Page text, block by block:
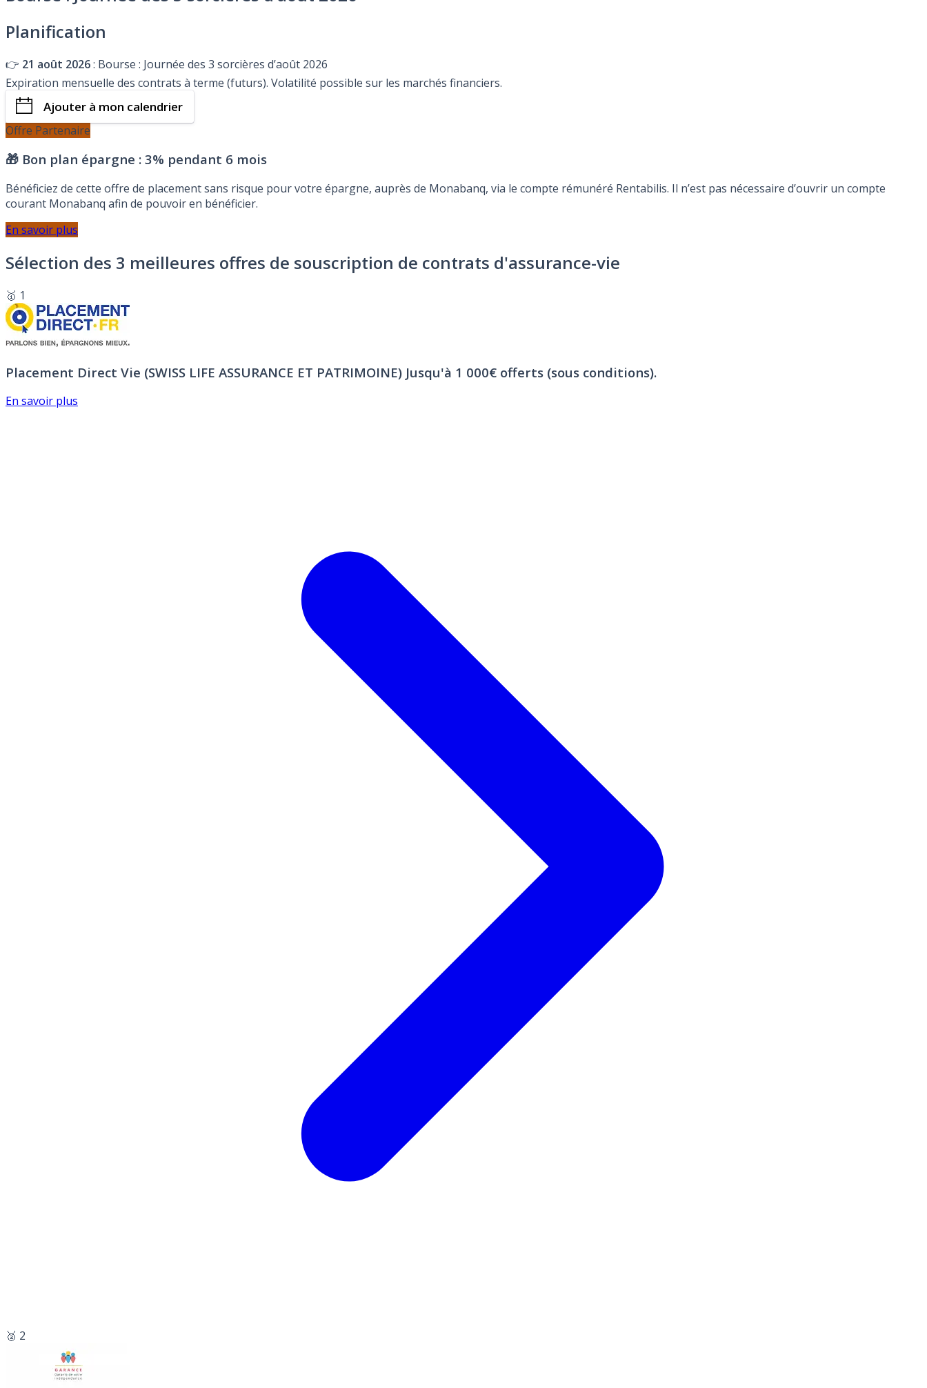
Planification
👉 21 août 2026: Bourse : Journée des 3 sorcières d’août 2026
Expiration mensuelle des contrats à terme (futurs). Volatilité possible sur les marchés financiers.
Ajouter à mon calendrier
Offre Partenaire
🎁 Bon plan épargne : 3% pendant 6 mois
Bénéficiez de cette offre de placement sans risque pour votre épargne, auprès de Monabanq, via le compte rémunéré Rentabilis. Il n’est pas nécessaire d’ouvrir un compte
courant Monabanq afin de pouvoir en bénéficier.
En savoir plus
Sélection des 3 meilleures offres de souscription de contrats d'assurance-vie
🥇 1
Placement Direct Vie (SWISS LIFE ASSURANCE ET PATRIMOINE) Jusqu'à 1 000€ offerts (sous conditions).
En savoir plus
🥈 2